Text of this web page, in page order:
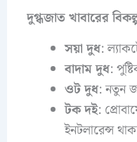
দুগ্ধজাত খাবারের
সয়া দুধ:
বাদাম দুধ:
ওট দুধ: নতুন
টক দই:
ইনটলারেন্স